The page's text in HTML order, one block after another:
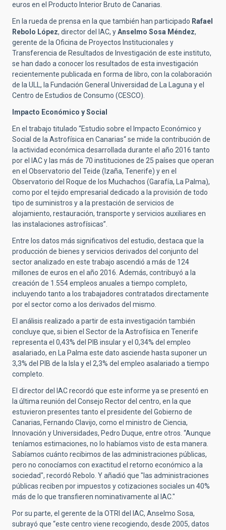
euros en el Producto Interior Bruto de Canarias.
En la rueda de prensa en la que también han participado Rafael
Rebolo López, director del IAC, yAnselmo Sosa Méndez,
gerente de la Oficina de Proyectos Institucionales y
Transferencia de Resultados de Investigación de este instituto,
se han dado a conocer los resultados de esta investigación
recientemente publicada en forma de libro, con la colaboración
de la ULL, la Fundación General Universidad de La Laguna y el
Centro de Estudios de Consumo (CESCO).
Impacto Económico y Social
En el trabajo titulado “Estudio sobre el Impacto Económico y
Social de la Astrofísica en Canarias“ se mide la contribución de
la actividad económica desarrollada durante el año 2016 tanto
por el IAC y las más de 70 instituciones de 25 países que operan
en el Observatorio del Teide (Izaña, Tenerife) y en el
Observatorio del Roque de los Muchachos (Garafía, La Palma),
como por el tejido empresarial dedicado a la provisión de todo
tipo de suministros y a la prestación de servicios de
alojamiento, restauración, transporte y servicios auxiliares en
las instalaciones astrofísicas”.
Entre los datos más significativos del estudio, destaca que la
producción de bienes y servicios derivados del conjunto del
sector analizado en este trabajo ascendió a más de 124
millones de euros en el año 2016. Además, contribuyó a la
creación de 1.554 empleos anuales a tiempo completo,
incluyendo tanto a los trabajadores contratados directamente
por el sector como a los derivados del mismo.
El análisis realizado a partir de esta investigación también
concluye que, si bien el Sector de la Astrofísica en Tenerife
representa el 0,43% del PIB insular y el 0,34% del empleo
asalariado, en La Palma este dato asciende hasta suponer un
3,3% del PIB de la Isla y el 2,3% del empleo asalariado a tiempo
completo.
El director del IAC recordó que este informe ya se presentó en
la última reunión del Consejo Rector del centro, en la que
estuvieron presentes tanto el presidente del Gobierno de
Canarias, Fernando Clavijo, como el ministro de Ciencia,
Innovación y Universidades, Pedro Duque, entre otros. “Aunque
teníamos estimaciones, no lo habíamos visto de esta manera.
Sabíamos cuánto recibimos de las administraciones públicas,
pero no conocíamos con exactitud el retorno económico a la
sociedad", recordó Rebolo. Y añadió que "las administraciones
públicas reciben por impuestos y cotizaciones sociales un 40%
más de lo que transfieren nominativamente al IAC."
Por su parte, el gerente de la OTRI del IAC, Anselmo Sosa,
subrayó que “este centro viene recogiendo, desde 2005, datos